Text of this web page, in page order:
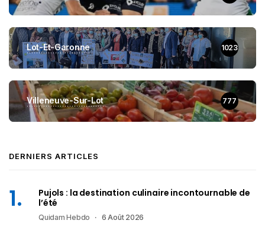
Lot-Et-Garonne 1023
Villeneuve-Sur-Lot 777
DERNIERS ARTICLES
Pujols : la destination culinaire incontournable de
l’été
Quidam Hebdo 6 Août 2026